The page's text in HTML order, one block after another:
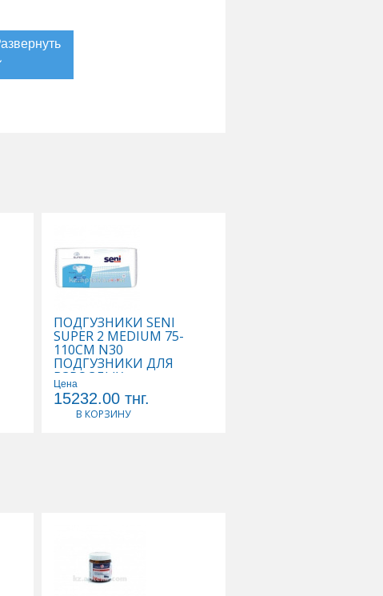
ПОДГУЗНИКИ SENI
SUPER 2 MEDIUM 75-
110СМ N30
ПОДГУЗНИКИ ДЛЯ
ВЗРОСЛЫХ
Цена
15232.00 тнг.
В КОРЗИНУ